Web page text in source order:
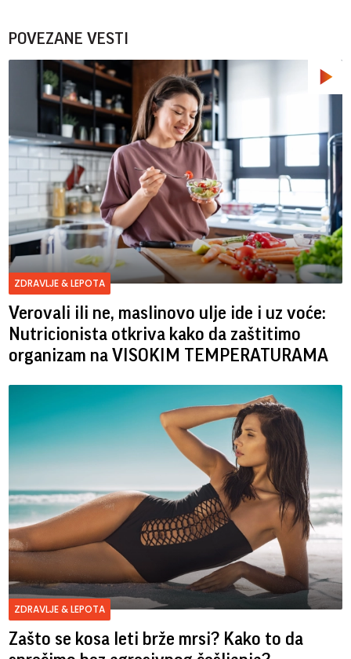
POVEZANE VESTI
ZDRAVLJE & LEPOTA
Verovali ili ne, maslinovo ulje ide i uz voće:
Nutricionista otkriva kako da zaštitimo
organizam na VISOKIM TEMPERATURAMA
ZDRAVLJE & LEPOTA
Zašto se kosa leti brže mrsi? Kako to da